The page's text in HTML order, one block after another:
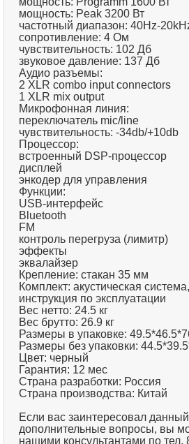
мощность: Peak 3200 Вт
частотный диапазон: 40Hz-
сопротивление: 4 Ом
чувствительность: 102 Дб
звуковое давление: 137 Дб
Аудио разъемы:
2 XLR combo input connectors
1 XLR mix output
Микрофонная линия:
переключатель mic/line
чувствительность: -34db/+10db
Процессор:
встроенный DSP-процессор
дисплей
энкодер для управления
Функции:
USB-интерфейс
Bluetooth
FM
контроль перегруза (лимитр)
эффекты
эквалайзер
Крепление: стакан 35 мм
Комплект: акустическая
инструкция по эксплуатации
Вес нетто: 24.5 кг
Вес брутто: 26.9 кг
Размеры в упаковке:
Размеры без упаковки:
Цвет: черный
Гарантия: 12 мес
Страна разработки: Россия
Страна производства: Китай
Если вас заинтересовал
дополнительные вопросы, вы
нашими консультантами по тел.